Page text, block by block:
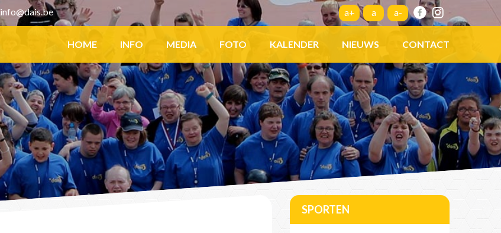
info@dais.be Facebook a+ a a-
HOME INFO MEDIA FOTO KALENDER NIEUWS CONTACT
SPORTEN